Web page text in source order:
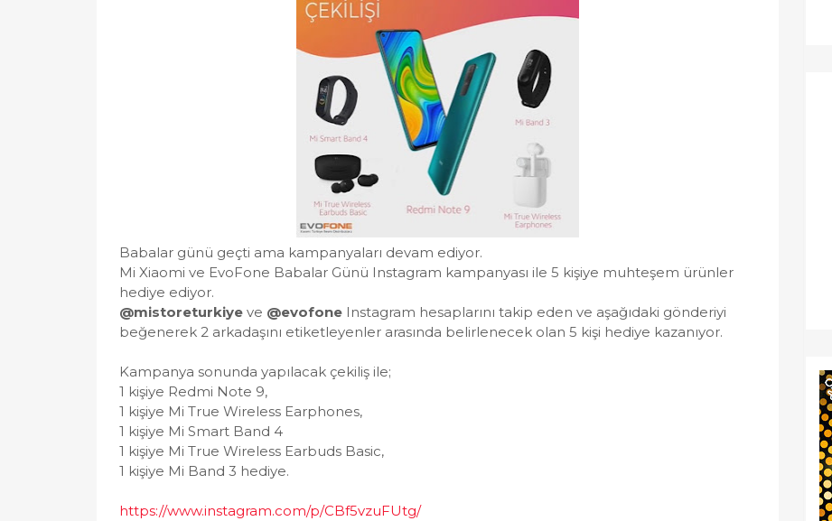
Babalar günü geçti ama kampanyaları devam ediyor.
Mi Xiaomi ve EvoFone Babalar Günü Instagram kampanyası ile 5 kişiye muhteşem ürünler
hediye ediyor.
@mistoreturkiye ve @evofone Instagram hesaplarını takip eden ve aşağıdaki gönderiyi
beğenerek 2 arkadaşını etiketleyenler arasında belirlenecek olan 5 kişi hediye kazanıyor.
Kampanya sonunda yapılacak çekiliş ile;
1 kişiye Redmi Note 9,
1 kişiye Mi True Wireless Earphones,
1 kişiye Mi Smart Band 4
1 kişiye Mi True Wireless Earbuds Basic,
1 kişiye Mi Band 3 hediye.
https://www.instagram.com/p/CBf5vzuFUtg/